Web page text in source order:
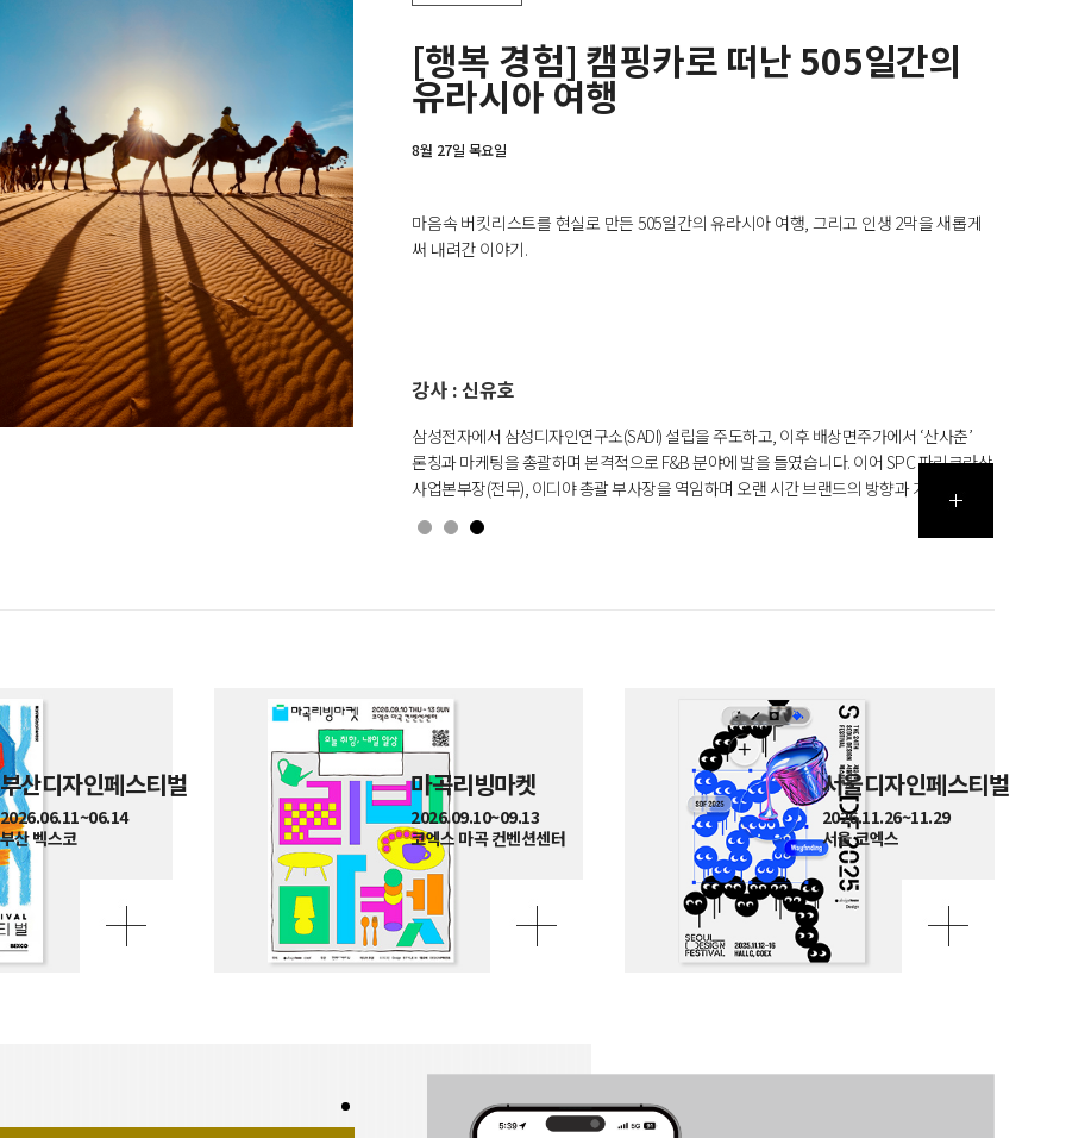
[행복 경험] 캠핑카로 떠난 505일간의
유라시아 여행
8월 27일 목요일
마음속 버킷리스트를 현실로 만든 505일간의 유라시아 여행, 그리고 인생 2막을 새롭게
써 내려간 이야기.
강사 : 신유호
삼성전자에서 삼성디자인연구소(SADI) 설립을 주도하고, 이후 배상면주가에서 ‘산사춘’
론칭과 마케팅을 총괄하며 본격적으로 F&B 분야에 발을 들였습니다. 이어 SPC 파리크라상
사업본부장(전무), 이디야 총괄 부사장을 역임하며 오랜 시간 브랜드의 방향과 가치를
만들어왔습니다. 동시에 국내 캠핑 1세대로, 30~40년 전부터 가족과 함께 자연 속에서
시간을 보내온 ‘길 위의 사람’이기도 합니다. 현재는 섬유 디자인을 전공한 아내 박은영
부산디자인페스티벌
2026.06.11~06.14
부산 벡스코
마곡리빙마켓
2026.09.10~09.13
코엑스 마곡 컨벤션센터
서울디자인페스티벌
2026.11.26~11.29
서울 코엑스